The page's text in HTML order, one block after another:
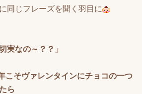
同じフレーズを聞く羽目に
実なの～？？」
こそヴァレンタインにチョコの一つ
ら